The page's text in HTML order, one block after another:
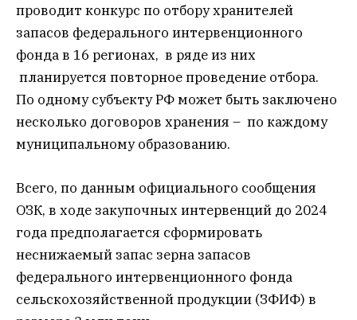
проводит конкурс по отбору хранителей
запасов федерального интервенционного
фонда в 16 регионах, в ряде из них
планируется повторное проведение отбора.
По одному субъекту РФ может быть заключено
несколько договоров хранения – по каждому
муниципальному образованию.
Всего, по данным официального сообщения
ОЗК, в ходе закупочных интервенций до 2024
года предполагается сформировать
неснижаемый запас зерна запасов
федерального интервенционного фонда
сельскохозяйственной продукции (ЗФИФ) в